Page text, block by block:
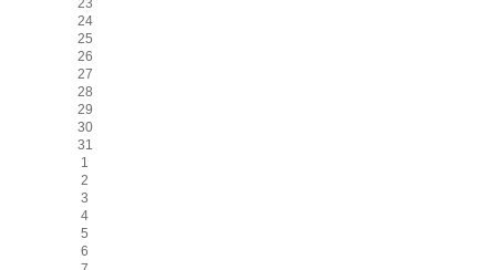
23
24
25
26
27
28
29
30
31
1
2
3
4
5
6